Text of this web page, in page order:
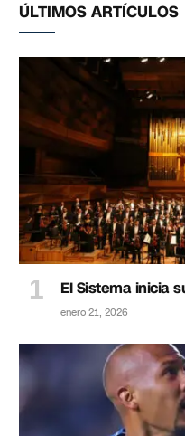
ÚLTIMOS ARTÍCULOS
El Sistema inicia
enero 21, 2026